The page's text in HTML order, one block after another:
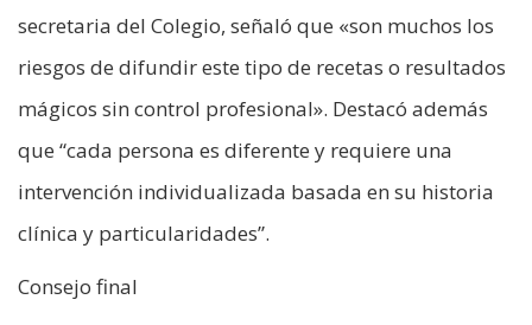
secretaria del Colegio, señaló que «son muchos los
riesgos de difundir este tipo de recetas o resultados
mágicos sin control profesional». Destacó además
que “cada persona es diferente y requiere una
intervención individualizada basada en su historia
clínica y particularidades”.
Consejo final